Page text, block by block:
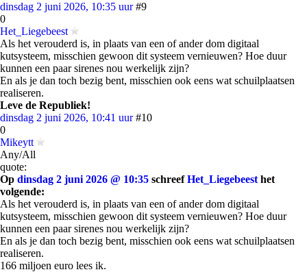
dinsdag 2 juni 2026, 10:35 uur #9
0
Het_Liegebeest
Als het verouderd is, in plaats van een of ander dom digitaal
kutsysteem, misschien gewoon dit systeem vernieuwen? Hoe duur
kunnen een paar sirenes nou werkelijk zijn?
En als je dan toch bezig bent, misschien ook eens wat schuilplaatsen
realiseren.
Leve de Republiek!
dinsdag 2 juni 2026, 10:41 uur #10
0
Mikeytt
Any/All
quote:
Op dinsdag 2 juni 2026 @ 10:35 schreefHet_Liegebeest het
volgende:
Als het verouderd is, in plaats van een of ander dom digitaal
kutsysteem, misschien gewoon dit systeem vernieuwen? Hoe duur
kunnen een paar sirenes nou werkelijk zijn?
En als je dan toch bezig bent, misschien ook eens wat schuilplaatsen
realiseren.
166 miljoen euro lees ik.